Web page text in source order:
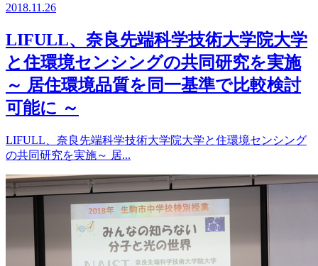
2018.11.26
LIFULL、奈良先端科学技術大学院大学
と住環境センシングの共同研究を実施
～ 居住環境品質を同一基準で比較検討
可能に ～
LIFULL、奈良先端科学技術大学院大学と住環境センシング
の共同研究を実施～ 居...